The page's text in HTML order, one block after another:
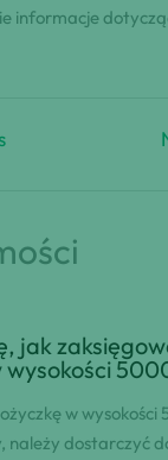
informacje
jak
wysokości
w wysokości
należy dostarczyć